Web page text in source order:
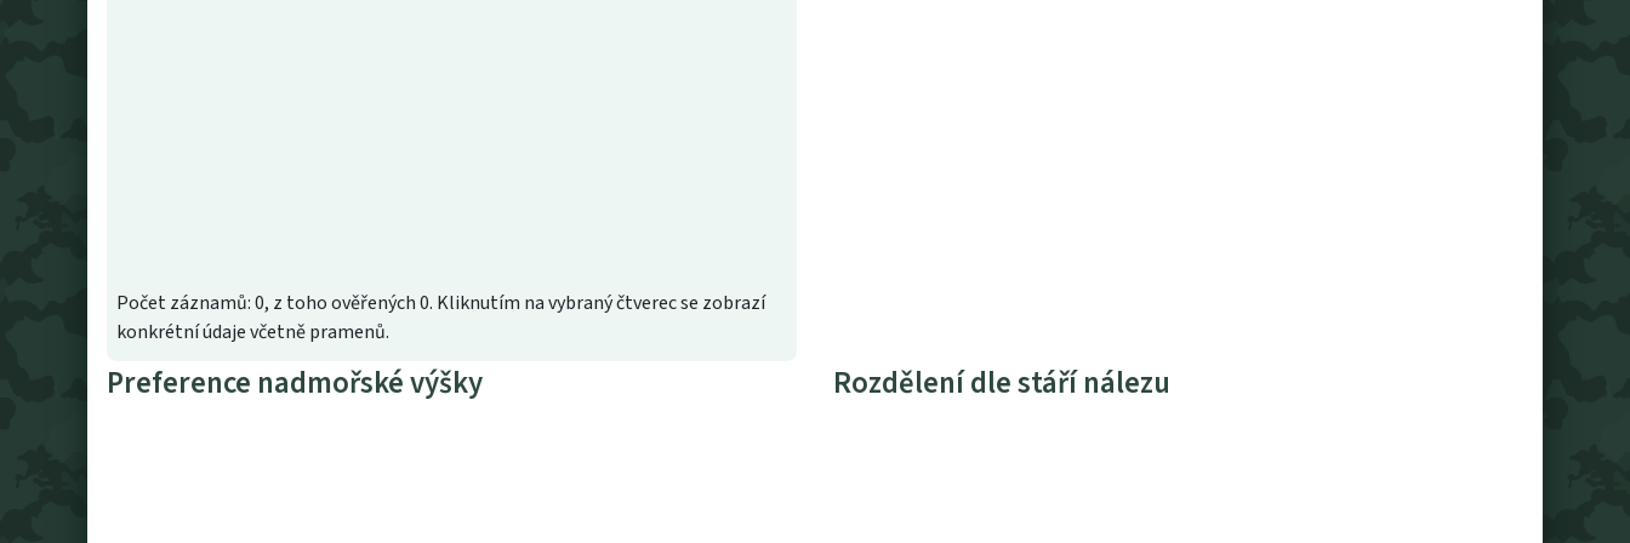
Počet záznamů: 0, z toho ověřených 0. Kliknutím na vybraný čtverec se zobrazí
konkrétní údaje včetně pramenů.
Preference nadmořské výšky Rozdělení dle stáří nálezu